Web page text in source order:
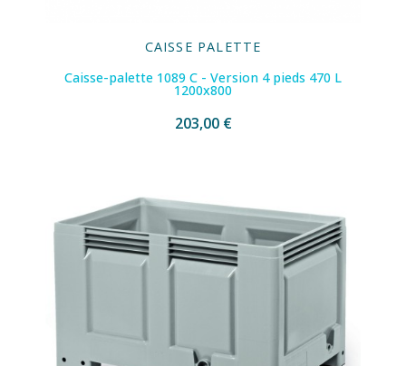
CAISSE PALETTE
Caisse-palette 1089 C - Version 4 pieds 470 L
1200x800
203,00 €